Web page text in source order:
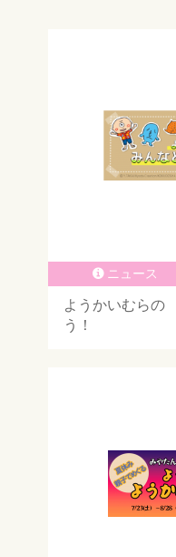
ニュース
ようかいむら
う！